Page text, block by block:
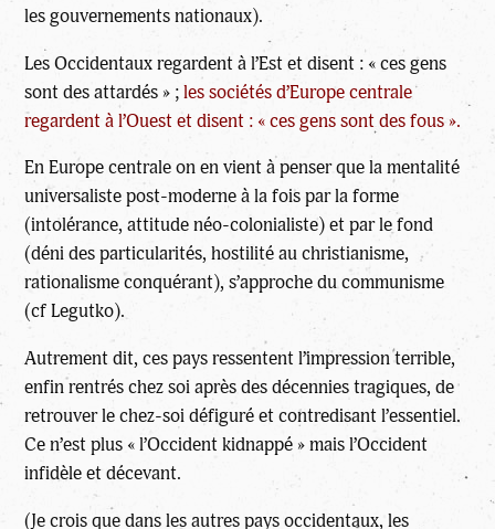
les gouvernements nationaux).
Les Occidentaux regardent à l’Est et disent : « ces gens
sont des attardés » ;les sociétés d’Europe centrale
regardent à l’Ouest et disent : « ces gens sont des fous ».
En Europe centrale on en vient à penser que la mentalité
universaliste post-moderne à la fois par la forme
(intolérance, attitude néo-colonialiste) et par le fond
(déni des particularités, hostilité au christianisme,
rationalisme conquérant), s’approche du communisme
(cf Legutko).
Autrement dit, ces pays ressentent l’impression terrible,
enfin rentrés chez soi après des décennies tragiques, de
retrouver le chez-soi défiguré et contredisant l’essentiel.
Ce n’est plus « l’Occident kidnappé » mais l’Occident
infidèle et décevant.
(Je crois que dans les autres pays occidentaux, les